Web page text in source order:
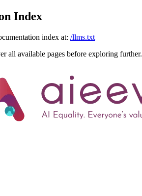
Index
index at: /llms.txt
all available pages before exploring further.